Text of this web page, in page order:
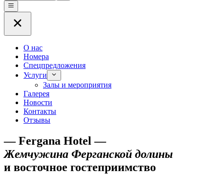
О нас
Номера
Спецпредложения
Услуги
Залы и мероприятия
Галерея
Новости
Контакты
Отзывы
— Fergana Hotel —
Жемчужина Ферганской долины
и восточное гостеприимство